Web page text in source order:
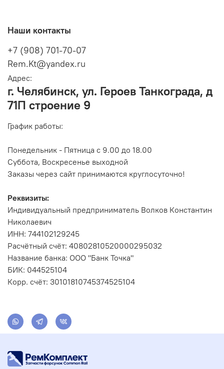
Наши контакты
+7 (908) 701-70-07
Rem.Kt@yandex.ru
Адрес:
г. Челябинск, ул. Героев Танкограда, д
71П строение 9
График работы:
Понедельник - Пятница с 9.00 до 18.00
Суббота, Воскресенье выходной
Заказы через сайт принимаются круглосуточно!
Реквизиты:
Индивидуальный предприниматель Волков Константин
Николаевич
ИНН: 744102129245
Расчётный счёт: 40802810520000295032
Название банка: ООО "Банк Точка"
БИК: 044525104
Корр. счёт: 30101810745374525104